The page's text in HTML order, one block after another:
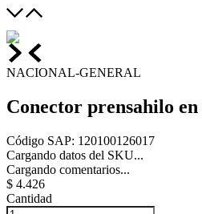
NACIONAL-GENERAL
Conector prensahilo en
Código SAP: 120100126017
Cargando datos del SKU...
Cargando comentarios...
$ 4.426
Cantidad